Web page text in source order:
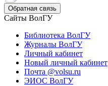
Обратная связь
Сайты ВолГУ
Библиотека ВолГУ
Журналы ВолГУ
Личный кабинет
Новый личный кабинет
Почта @volsu.ru
ЭИОС ВолГУ